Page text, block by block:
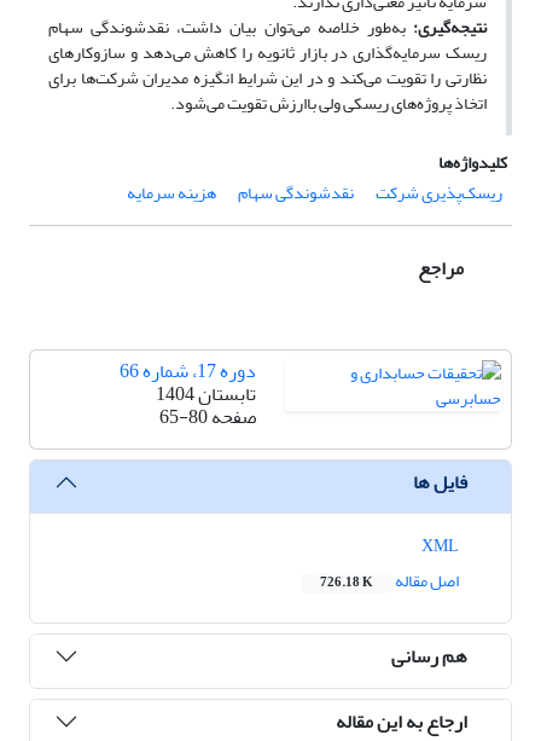
نتیجه‌گیری: به‌طور خلاصه می‌توان بیان داشت، نقدشوندگی سهام
ریسک سرمایه‌گذاری در بازار ثانویه را کاهش می‌دهد و سازوکارهای
نظارتی را تقویت می‌کند و در این شرایط انگیزه مدیران شرکت‌ها برای
اتخاذ پروژه‌های ریسکی ولی باارزش تقویت می‌شود.
کلیدواژه‌ها
ریسک‌پذیری شرکت
نقدشوندگی سهام هزینه سرمایه
مراجع
دوره 17، شماره 66
تابستان 1404
صفحه65-80
فایل ها
اصل مقاله
726.18 K
هم رسانی
ارجاع به این مقاله